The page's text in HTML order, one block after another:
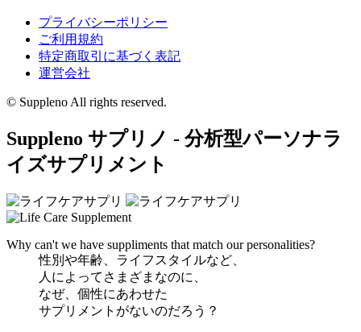
プライバシーポリシー
ご利用規約
特定商取引に基づく表記
運営会社
© Suppleno All rights reserved.
Suppleno サプリノ - 分析型パーソナラ
イズサプリメント
Why can't we have suppliments that match our personalities?
性別や年齢、ライフスタイルなど、
人によってさまざまなのに、
なぜ、個性にあわせた
サプリメントがないのだろう？